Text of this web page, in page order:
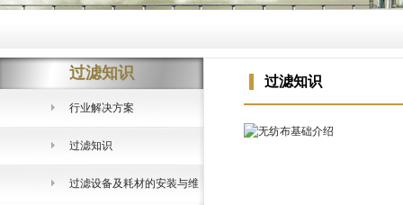
过滤知识
行业解决方案
过滤知识
过滤设备及耗材的安装与维
过滤知识